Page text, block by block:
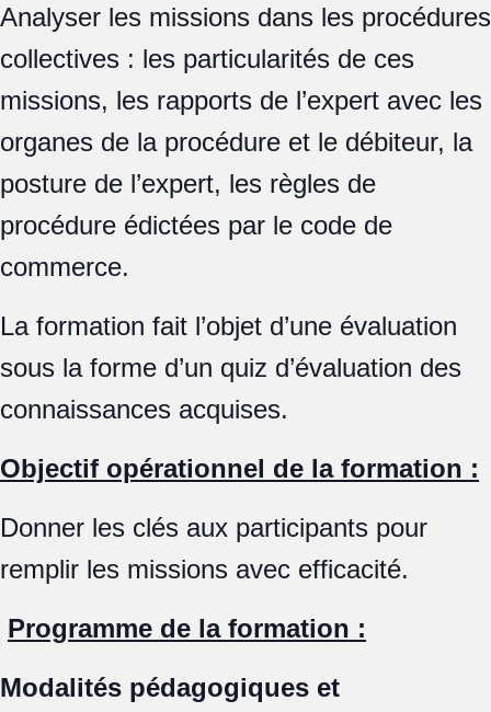
Analyser les missions dans les procédures
collectives : les particularités de ces
missions, les rapports de l’expert avec les
organes de la procédure et le débiteur, la
posture de l’expert, les règles de
procédure édictées par le code de
commerce.
La formation fait l’objet d’une évaluation
sous la forme d’un quiz d’évaluation des
connaissances acquises.
Objectif opérationnel de la formation :
Donner les clés aux participants pour
remplir les missions avec efficacité.
Programme de la formation :
Modalités pédagogiques et